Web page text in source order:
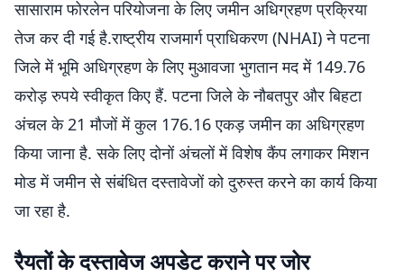
सासाराम फोरलेन परियोजना के लिए जमीन अधिग्रहण प्रक्रिया
तेज कर दी गई है.राष्ट्रीय राजमार्ग प्राधिकरण (NHAI) ने पटना
जिले में भूमि अधिग्रहण के लिए मुआवजा भुगतान मद में 149.76
करोड़ रुपये स्वीकृत किए हैं. पटना जिले के नौबतपुर और बिहटा
अंचल के 21 मौजों में कुल 176.16 एकड़ जमीन का अधिग्रहण
किया जाना है. सके लिए दोनों अंचलों में विशेष कैंप लगाकर मिशन
मोड में जमीन से संबंधित दस्तावेजों को दुरुस्त करने का कार्य किया
जा रहा है.
रैयतों के दस्तावेज अपडेट कराने पर जोर